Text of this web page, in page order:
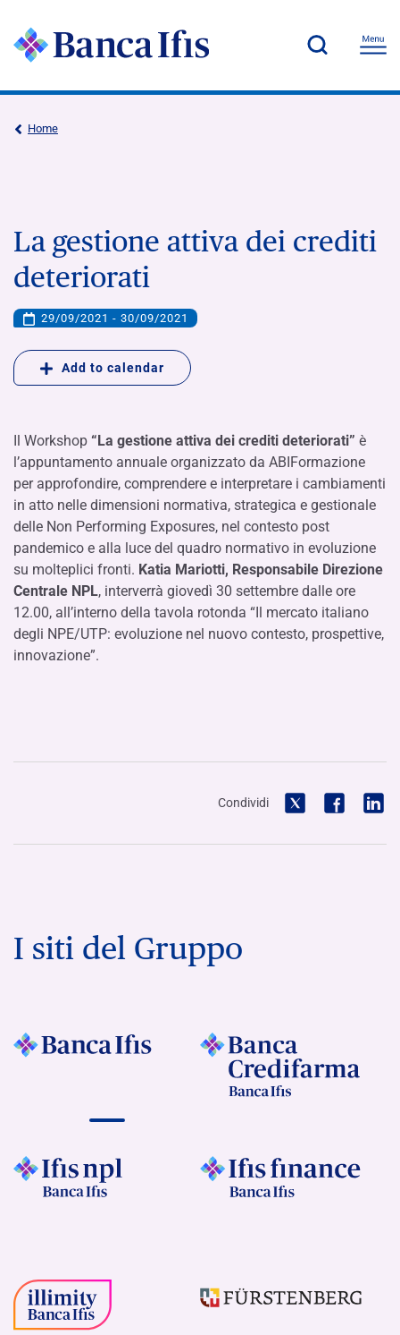
Home
La gestione attiva dei crediti
deteriorati
29/09/2021 - 30/09/2021
Add to calendar
Il Workshop “La gestione attiva dei crediti deteriorati” è
l’appuntamento annuale organizzato da ABIFormazione
per approfondire, comprendere e interpretare i cambiamenti
in atto nelle dimensioni normativa, strategica e gestionale
delle Non Performing Exposures, nel contesto post
pandemico e alla luce del quadro normativo in evoluzione
su molteplici fronti. Katia Mariotti, Responsabile Direzione
Centrale NPL, interverrà giovedì 30 settembre dalle ore
12.00, all’interno della tavola rotonda “Il mercato italiano
degli NPE/UTP: evoluzione nel nuovo contesto, prospettive,
innovazione”.
Condividi
I siti del Gruppo